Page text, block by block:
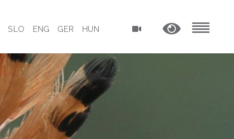
SLO ENG GER HUN